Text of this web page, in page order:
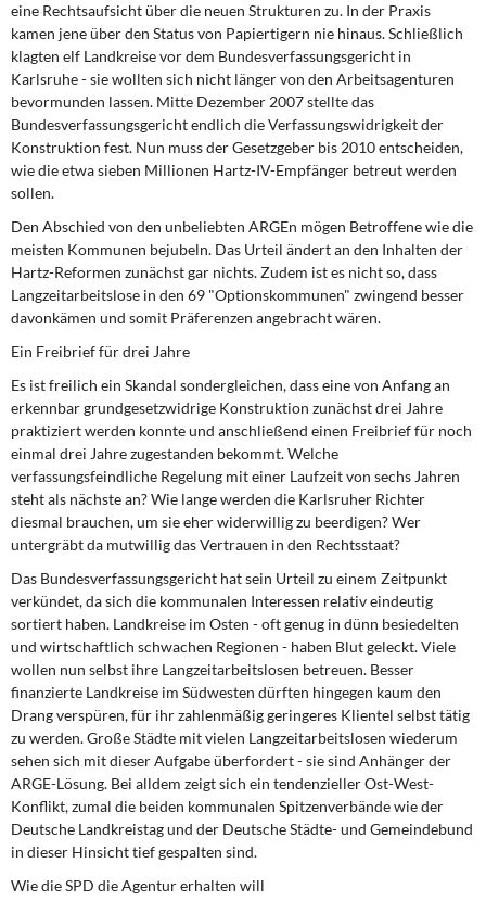
Kontakt
eine Rechtsaufsicht über die neuen Strukturen zu. In der Praxis
kamen jene über den Status von Papiertigern nie hinaus. Schließlich
klagten elf Landkreise vor dem Bundesverfassungsgericht in
Karlsruhe - sie wollten sich nicht länger von den Arbeitsagenturen
bevormunden lassen. Mitte Dezember 2007 stellte das
Bundesverfassungsgericht endlich die Verfassungswidrigkeit der
Konstruktion fest. Nun muss der Gesetzgeber bis 2010 entscheiden,
wie die etwa sieben Millionen Hartz-IV-Empfänger betreut werden
sollen.
Den Abschied von den unbeliebten ARGEn mögen Betroffene wie die
meisten Kommunen bejubeln. Das Urteil ändert an den Inhalten der
Hartz-Reformen zunächst gar nichts. Zudem ist es nicht so, dass
Langzeitarbeitslose in den 69 "Optionskommunen" zwingend besser
davonkämen und somit Präferenzen angebracht wären.
Ein Freibrief für drei Jahre
Es ist freilich ein Skandal sondergleichen, dass eine von Anfang an
erkennbar grundgesetzwidrige Konstruktion zunächst drei Jahre
praktiziert werden konnte und anschließend einen Freibrief für noch
einmal drei Jahre zugestanden bekommt. Welche
verfassungsfeindliche Regelung mit einer Laufzeit von sechs Jahren
steht als nächste an? Wie lange werden die Karlsruher Richter
diesmal brauchen, um sie eher widerwillig zu beerdigen? Wer
untergräbt da mutwillig das Vertrauen in den Rechtsstaat?
Das Bundesverfassungsgericht hat sein Urteil zu einem Zeitpunkt
verkündet, da sich die kommunalen Interessen relativ eindeutig
sortiert haben. Landkreise im Osten - oft genug in dünn besiedelten
und wirtschaftlich schwachen Regionen - haben Blut geleckt. Viele
wollen nun selbst ihre Langzeitarbeitslosen betreuen. Besser
finanzierte Landkreise im Südwesten dürften hingegen kaum den
Drang verspüren, für ihr zahlenmäßig geringeres Klientel selbst tätig
zu werden. Große Städte mit vielen Langzeitarbeitslosen wiederum
sehen sich mit dieser Aufgabe überfordert - sie sind Anhänger der
ARGE-Lösung. Bei alldem zeigt sich ein tendenzieller Ost-West-
Konflikt, zumal die beiden kommunalen Spitzenverbände wie der
Deutsche Landkreistag und der Deutsche Städte- und Gemeindebund
in dieser Hinsicht tief gespalten sind.
Wie die SPD die Agentur erhalten will